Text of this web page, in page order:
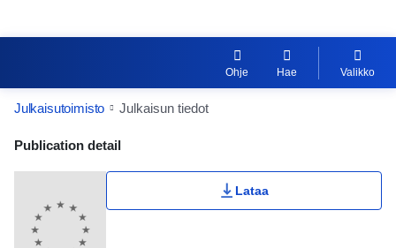
Ohje Hae Valikko
Julkaisutoimisto Julkaisun tiedot
Publication Detail Actions Portlet
Käyttäjän arvosana
Publication detail
Lataa